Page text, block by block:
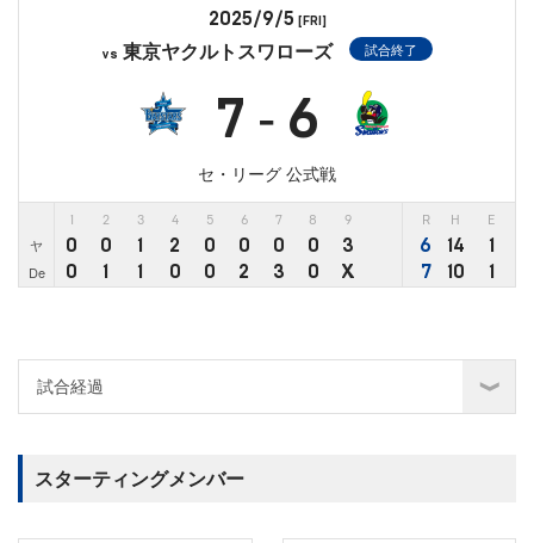
2025/9/5 [FRI]
vs 東京ヤクルトスワローズ 試合終了
7 - 6
セ・リーグ 公式戦
2 3 4 5 6 7 8 9 R H E
ヤ 0 0 1 2 0 0 0 0 3 6 14 1
De 0 1 1 0 0 2 3 0 X 7 10 1
スターティングメンバー